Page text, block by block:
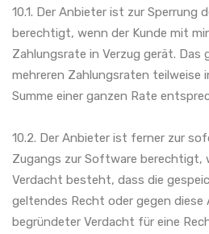
10.1. Der Anbieter ist zur Sperrung
berechtigt, wenn der Kunde mit
Zahlungsrate in Verzug gerät. Das
mehreren Zahlungsraten teilweise
Summe einer ganzen Rate
10.2. Der Anbieter ist ferner zur
Zugangs zur Software berechtigt,
Verdacht besteht, dass die
geltendes Recht oder gegen diese
begründeter Verdacht für eine